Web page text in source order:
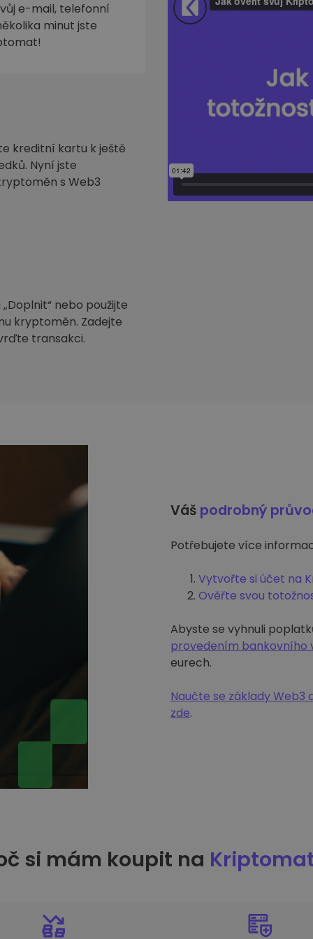
e-mail, telefonní
minut jste
kreditní kartu k ještě
Nyní jste
s Web3
nebo použijte
kryptoměn. Zadejte
transakci.
Váš podrobný
Potřebujete více
Vytvořte si účet na
Ověřte svou
Abyste se vyhnuli
provedením bankovního
eurech.
Naučte se základy
zde.
si mám koupit na